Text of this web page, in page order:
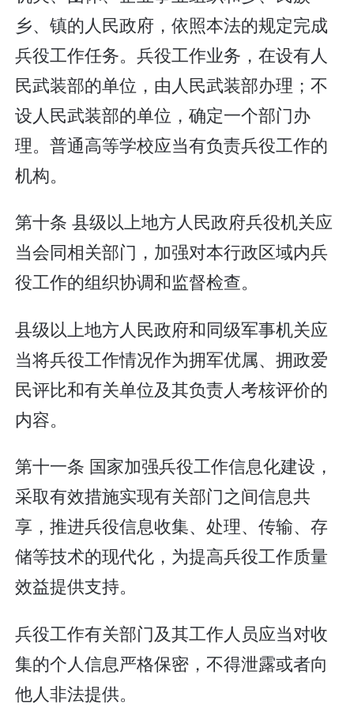
乡、镇的人民政府，依照本法的规定完成
兵役工作任务。兵役工作业务，在设有人
民武装部的单位，由人民武装部办理；不
设人民武装部的单位，确定一个部门办
理。普通高等学校应当有负责兵役工作的
机构。
第十条 县级以上地方人民政府兵役机关应
当会同相关部门，加强对本行政区域内兵
役工作的组织协调和监督检查。
县级以上地方人民政府和同级军事机关应
当将兵役工作情况作为拥军优属、拥政爱
民评比和有关单位及其负责人考核评价的
内容。
第十一条 国家加强兵役工作信息化建设，
采取有效措施实现有关部门之间信息共
享，推进兵役信息收集、处理、传输、存
储等技术的现代化，为提高兵役工作质量
效益提供支持。
兵役工作有关部门及其工作人员应当对收
集的个人信息严格保密，不得泄露或者向
他人非法提供。